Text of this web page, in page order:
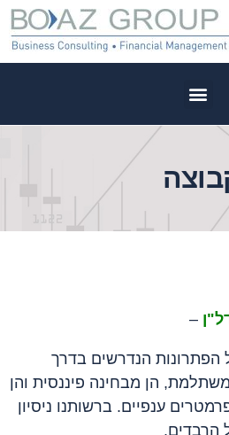
–
הפתרונות הנדרשים בדרך
הן מבחינה פיננסית והן
ענפיים. ברשותנו ניסיון
הרבדים.